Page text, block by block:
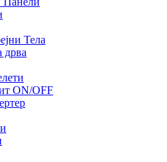
Тела
дрва
ON/OFF